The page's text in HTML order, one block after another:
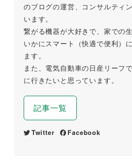
のブログの運営、コンサルティ
います。
繋がる機器が大好きで、家での
いかにスマート（快適で便利）
ます。
また、電気自動車の日産リーフ
に行きたいと思っています。
記事一覧
Twitter Facebook